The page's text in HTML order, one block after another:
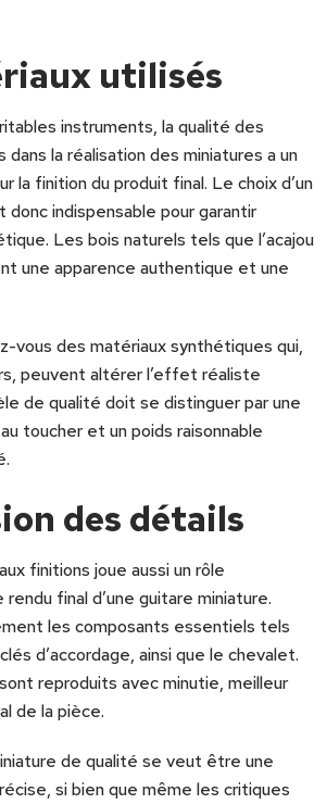
utilisés
instruments, la qualité des
la réalisation des miniatures a un
la finition du produit final. Le choix d’un
donc indispensable pour garantir
Les bois naturels tels que l’acajou
une apparence authentique et une
vous des matériaux synthétiques qui,
peuvent altérer l’effet réaliste
de qualité doit se distinguer par une
toucher et un poids raisonnable
des détails
finitions joue aussi un rôle
final d’une guitare miniature.
les composants essentiels tels
d’accordage, ainsi que le chevalet.
reproduits avec minutie, meilleur
de la pièce.
de qualité se veut être une
si bien que même les critiques